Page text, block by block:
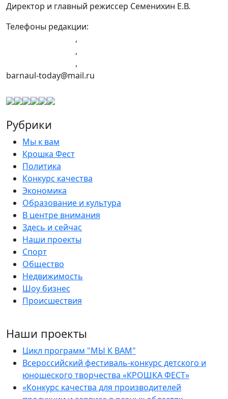
Директор и главный режиссер Семенихин Е.В.
Телефоны редакции:
,
,
,
barnaul-today@mail.ru
Рубрики
Мы к вам
Крошка Фест
Политика
Конкурс качества
Экономика
Образование и культура
В центре внимания
Здесь и сейчас
Наши проекты
Спорт
Общество
Недвижимость
Шоу бизнес
Происшествия
Наши проекты
Цикл программ "МЫ К ВАМ"
Всероссийский фестиваль-конкурс детского и
юношеского творчества «КРОШКА ФЕСТ»
«Конкурс качества для производителей